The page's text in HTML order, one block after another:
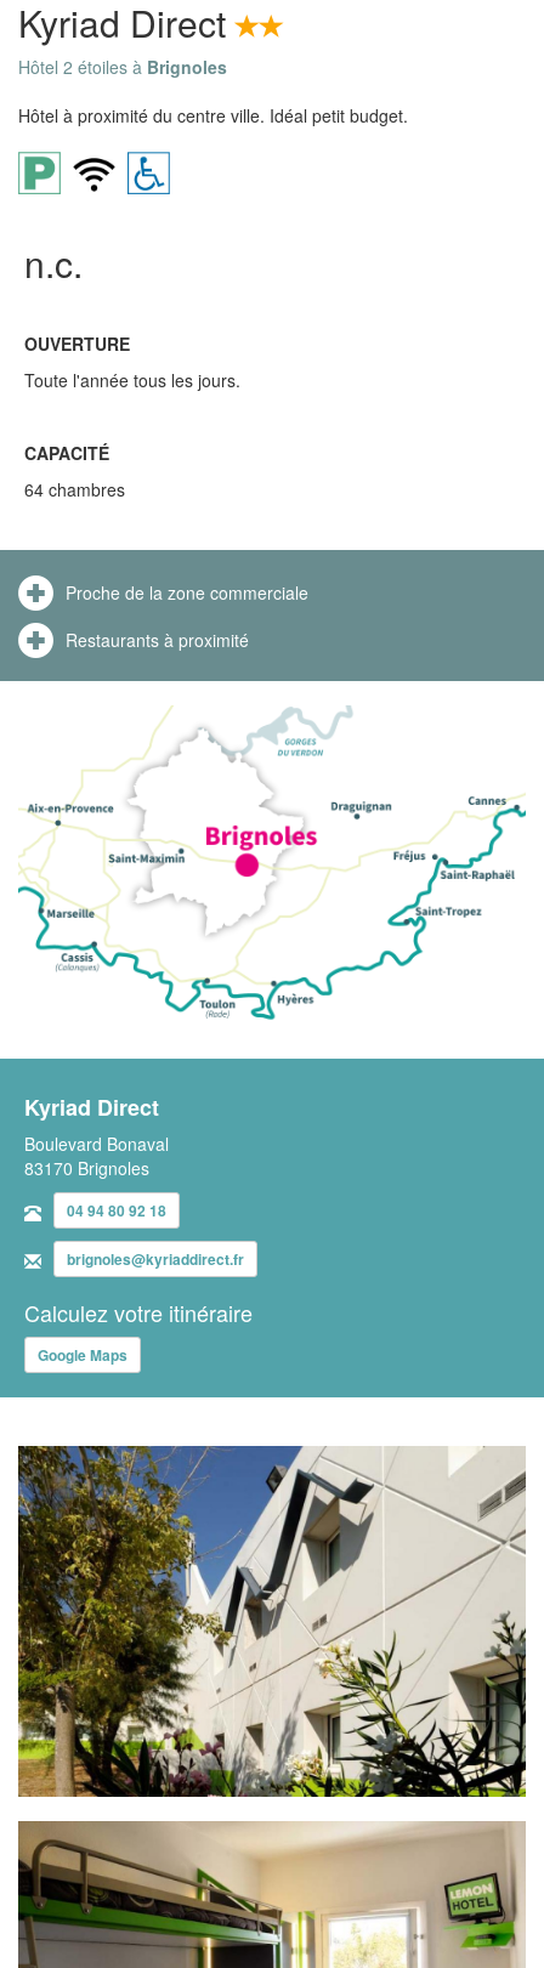
Kyriad Direct
Hôtel 2 étoiles à Brignoles
Hôtel à proximité du centre ville. Idéal petit budget.
n.c.
OUVERTURE
Toute l'année tous les jours.
CAPACITÉ
64 chambres
Proche de la zone commerciale
Restaurants à proximité
Kyriad Direct
Boulevard Bonaval
83170 Brignoles
04 94 80 92 18
brignoles@kyriaddirect.fr
Calculez votre itinéraire
Google Maps